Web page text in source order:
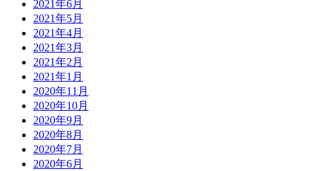
2021年6月
2021年5月
2021年4月
2021年3月
2021年2月
2021年1月
2020年11月
2020年10月
2020年9月
2020年8月
2020年7月
2020年6月